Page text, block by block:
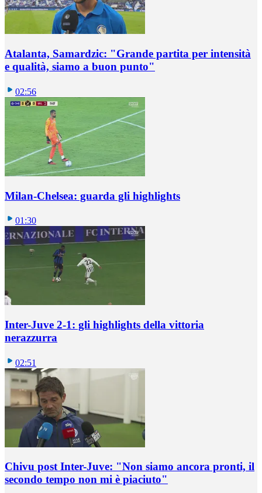
Atalanta, Samardzic: "Grande partita per intensità
e qualità, siamo a buon punto"
02:56
Milan-Chelsea: guarda gli highlights
01:30
Inter-Juve 2-1: gli highlights della vittoria
nerazzurra
02:51
Chivu post Inter-Juve: "Non siamo ancora pronti, il
secondo tempo non mi è piaciuto"